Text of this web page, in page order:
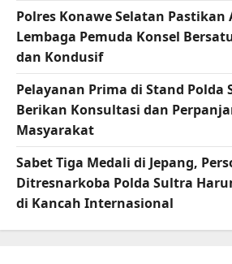
Polres Konawe Selatan Pastikan
Lembaga Pemuda Konsel
dan Kondusif
Pelayanan Prima di Stand
Berikan Konsultasi dan
Masyarakat
Sabet Tiga Medali di Jepang,
Ditresnarkoba Polda Sultra
di Kancah Internasional